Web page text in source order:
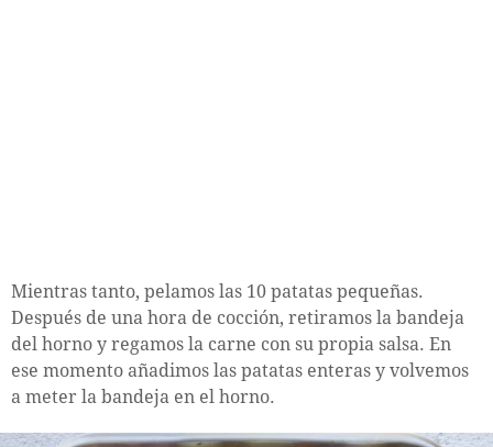
Mientras tanto, pelamos las 10 patatas pequeñas.
Después de una hora de cocción, retiramos la bandeja
del horno y regamos la carne con su propia salsa. En
ese momento añadimos las patatas enteras y volvemos
a meter la bandeja en el horno.